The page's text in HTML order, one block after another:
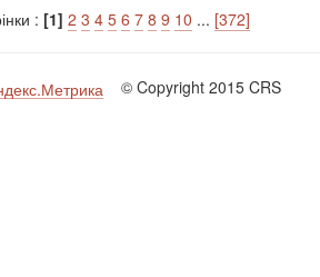
: [1] 2 3 4 5 6 7 8 9 10 ... [372]
© Copyright 2015 CRS